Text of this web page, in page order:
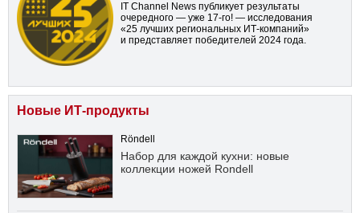
IT Channel News публикует результаты
очередного — уже 17-го! — исследования
«25 лучших региональных ИТ-компаний»
и представляет победителей 2024 года.
Новые ИТ-продукты
Röndell
Набор для каждой кухни: новые
коллекции ножей Rondell